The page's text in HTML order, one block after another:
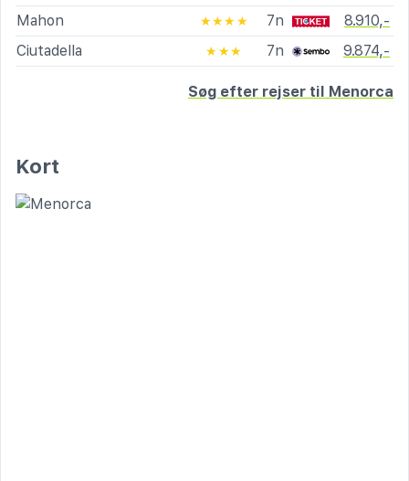
Mahon
★★★★ 7n
8.910,-
Ciutadella
★★★ 7n 9.874,-
Søg efter rejser til Menorca
Kort